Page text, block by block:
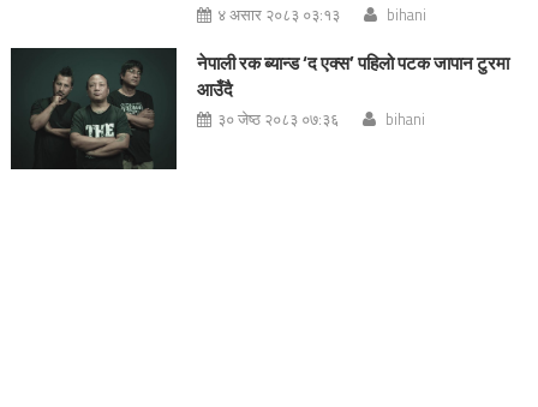
४ असार २०८३ ०३:१३ bihani
नेपाली रक ब्यान्ड ‘द एक्स’ पहिलो पटक जापान टुरमा
आउँदै
३० जेष्ठ २०८३ ०७:३६ bihani